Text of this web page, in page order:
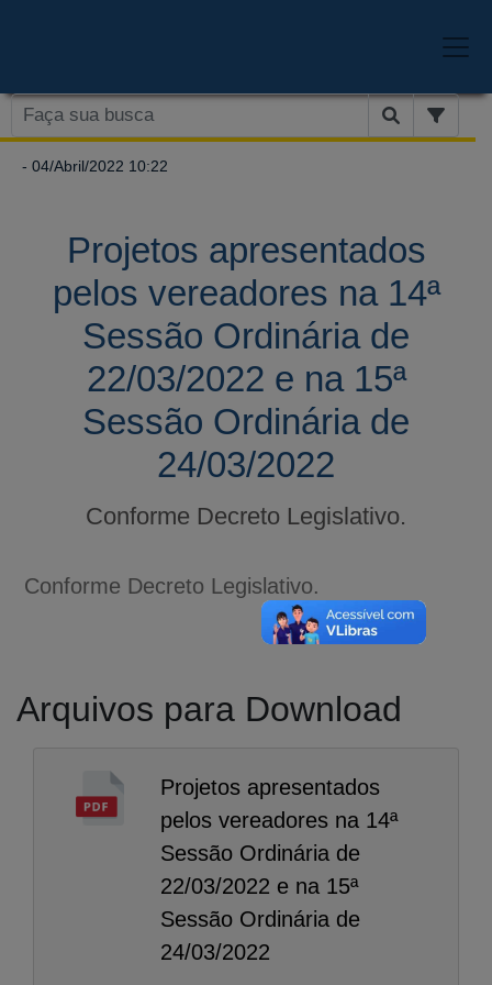
- 04/Abril/2022 10:22
Projetos apresentados
pelos vereadores na 14ª
Sessão Ordinária de
22/03/2022 e na 15ª
Sessão Ordinária de
24/03/2022
Conforme Decreto Legislativo.
Conforme Decreto Legislativo.
Arquivos para Download
Projetos apresentados
pelos vereadores na 14ª
Sessão Ordinária de
22/03/2022 e na 15ª
Sessão Ordinária de
24/03/2022